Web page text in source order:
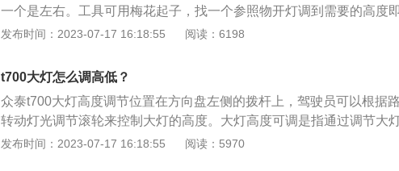
一个是左右。工具可用梅花起子，找一个参照物开灯调到需要的高度
介绍如下：1、按下福克斯大灯调节按钮后，按钮将会弹出，旋转按钮
火开关处于“ON”位置且打开前大灯时前大灯光束控制将起作用，从而
况调节前大灯光轴。2、如果行驶时没有大载荷/行李或者在平坦路面上
择普通位置“0”。如果车内的乘客数量和载荷/行李发生变化，前大灯光
常位置高。如需调整至适当光束高度，转动相应的开关即可。开关上
越大，则前大灯光轴就越低。
发布时间：2023-07-17 16:18:55 阅读：6198
t700大灯怎么调高低？
众泰t700大灯高度调节位置在方向盘左侧的拨杆上，驾驶员可以根据
转动灯光调节滚轮来控制大灯的高度。大灯高度可调是指通过调节大
获得最佳的照射距离，避免发生危险。众泰T700大灯的使用方法：1、
发布时间：2023-07-17 16:18:55 阅读：5970